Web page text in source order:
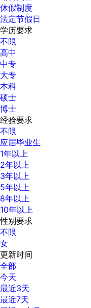
休假制度
法定节假日
学历要求
不限
高中
中专
大专
本科
硕士
博士
经验要求
不限
应届毕业生
1年以上
2年以上
3年以上
5年以上
8年以上
10年以上
性别要求
不限
女
更新时间
全部
今天
最近3天
最近7天